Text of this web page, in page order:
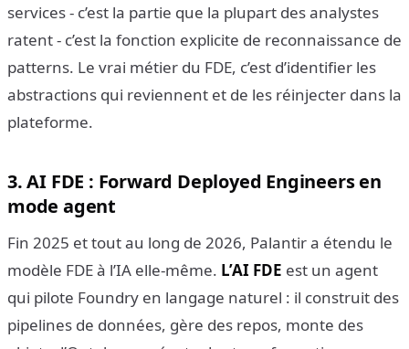
services - c’est la partie que la plupart des analystes
ratent - c’est la fonction explicite de reconnaissance de
patterns. Le vrai métier du FDE, c’est d’identifier les
abstractions qui reviennent et de les réinjecter dans la
plateforme.
3. AI FDE : Forward Deployed Engineers en
mode agent
Fin 2025 et tout au long de 2026, Palantir a étendu le
modèle FDE à l’IA elle-même. L’AI FDE est un agent
qui pilote Foundry en langage naturel : il construit des
pipelines de données, gère des repos, monte des